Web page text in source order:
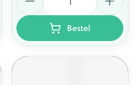
Bestel